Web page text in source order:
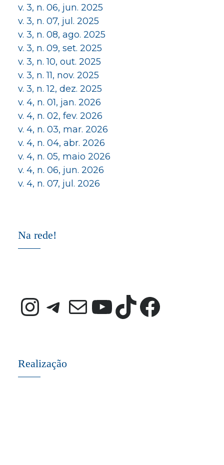
v. 3, n. 06, jun. 2025
v. 3, n. 07, jul. 2025
v. 3, n. 08, ago. 2025
v. 3, n. 09, set. 2025
v. 3, n. 10, out. 2025
v. 3, n. 11, nov. 2025
v. 3, n. 12, dez. 2025
v. 4, n. 01, jan. 2026
v. 4, n. 02, fev. 2026
v. 4, n. 03, mar. 2026
v. 4, n. 04, abr. 2026
v. 4, n. 05, maio 2026
v. 4, n. 06, jun. 2026
v. 4, n. 07, jul. 2026
Na rede!
Instagram
Telegram
E-mail
Youtube
TikTok
Realização